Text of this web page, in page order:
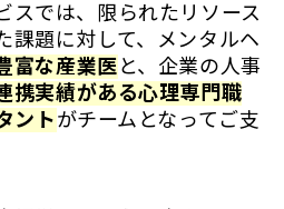
スでは、限られたリソース
課題に対して、メンタルヘ
富な産業医と、企業の人事
携実績がある心理専門職
ントがチームとなってご支